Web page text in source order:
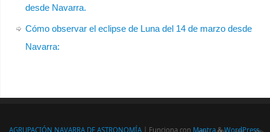
desde Navarra.
Cómo observar el eclipse de Luna del 14 de marzo desde
Navarra:
AGRUPACIÓN NAVARRA DE ASTRONOMÍA | Funciona con Mantra&WordPress.